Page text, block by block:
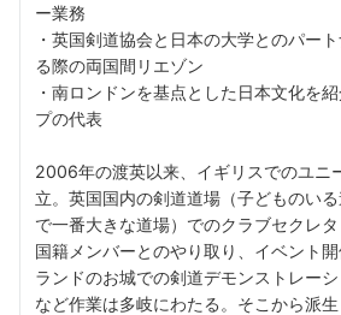
ー業務
・英国剣道協会と日本の大学とのパー
る際の両国間リエゾン
・南ロンドンを基点とした日本文化を
プの代表
2006年の渡英以来、イギリスでのユニ
立。英国国内の剣道道場（子どものい
で一番大きな道場）でのクラブセクレ
国籍メンバーとのやり取り、イベント
ランドのお城での剣道デモンストレー
など作業は多岐にわたる。そこから派